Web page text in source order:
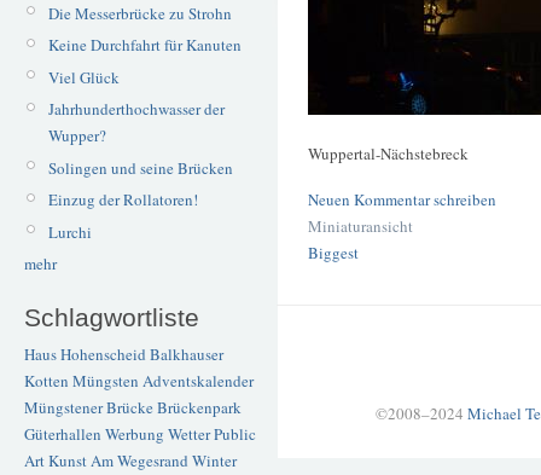
Die Messerbrücke zu Strohn
Keine Durchfahrt für Kanuten
Viel Glück
Jahrhunderthochwasser der
Wupper?
Solingen und seine Brücken
Einzug der Rollatoren!
Lurchi
mehr
Schlagwortliste
Haus Hohenscheid Balkhauser
Kotten Müngsten Adventskalender
Müngstener BrückeBrückenpark
Güterhallen Werbung WetterPublic
ArtKunstAm Wegesrand Winter
Wuppertal-Nächstebreck
Neuen Kommentar schreiben
Miniaturansicht
Biggest
©2008–2024 Michael